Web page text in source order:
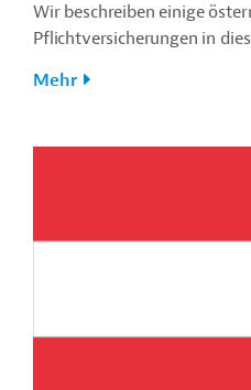
Wir beschreiben einige
Pflichtversicherungen in
Mehr